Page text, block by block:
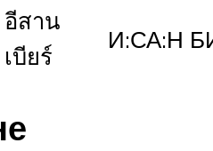
อีสาน
เบียร์
И:СА:Н